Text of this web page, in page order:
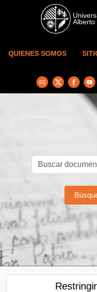
Skip to main content
QUIENES SOMOS